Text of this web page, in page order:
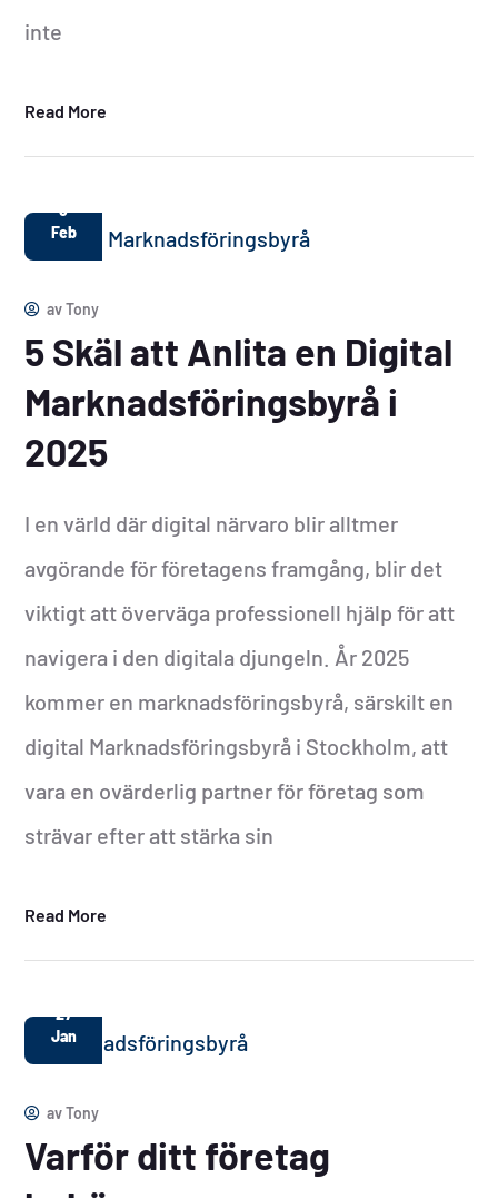
inte
Read More
8
Feb
avTony
5 Skäl att Anlita en Digital
Marknadsföringsbyrå i
2025
I en värld där digital närvaro blir alltmer
avgörande för företagens framgång, blir det
viktigt att överväga professionell hjälp för att
navigera i den digitala djungeln. År 2025
kommer en marknadsföringsbyrå, särskilt en
digital Marknadsföringsbyrå i Stockholm, att
vara en ovärderlig partner för företag som
strävar efter att stärka sin
Read More
27
Jan
avTony
Varför ditt företag